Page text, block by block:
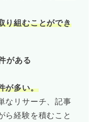
り組むことができ
がある
が多い。
なリサーチ、記事
ら経験を積むこと